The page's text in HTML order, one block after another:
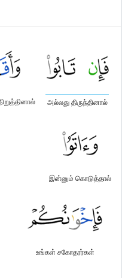
அல்லது திருந்தினால்
இன்னும் கொடுத்தால்
உங்கள் சகோதரர்கள்